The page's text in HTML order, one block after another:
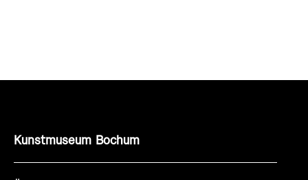
Kunstmuseum Bochum